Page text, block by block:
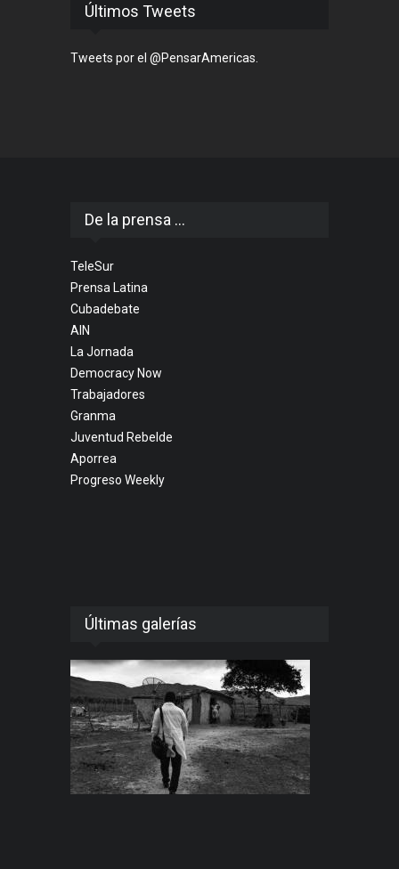
Últimos Tweets
Tweets por el @PensarAmericas.
De la prensa ...
TeleSur
Prensa Latina
Cubadebate
AIN
La Jornada
Democracy Now
Trabajadores
Granma
Juventud Rebelde
Aporrea
Progreso Weekly
Últimas galerías